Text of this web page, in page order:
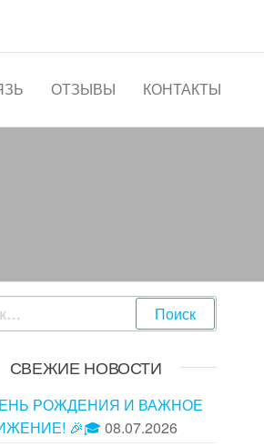
ОТЗЫВЫ КОНТАКТЫ
СВЕЖИЕ НОВОСТИ
РОЖДЕНИЯ И ВАЖНОЕ
🎉🎓08.07.2026